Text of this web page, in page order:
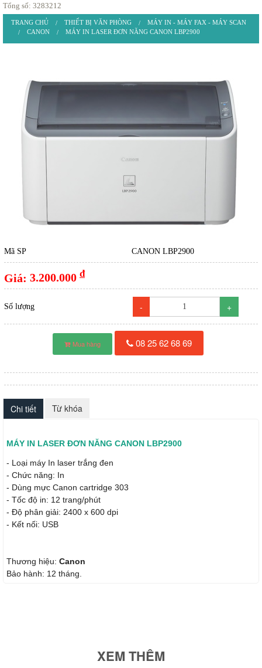
Tổng số: 3283212
TRANG CHỦ THIẾT BỊ VĂN PHÒNG
MÁY IN - MÁY FAX - MÁY SCAN
CANON
MÁY IN LASER ĐƠN NĂNG CANON LBP2900
Mã SP CANON LBP2900
Giá: 3.200.000 đ
Số lượng - +
Mua hàng 08 25 62 68 69
Chi tiết Từ khóa
MÁY IN LASER ĐƠN NĂNG CANON LBP2900
- Loại máy In laser trắng đen
- Chức năng: In
- Dùng mực Canon cartridge 303
- Tốc độ in: 12 trang/phút
- Độ phân giải: 2400 x 600 dpi
- Kết nối: USB
Thương hiệu: Canon
Bảo hành: 12 tháng.
XEM THÊM